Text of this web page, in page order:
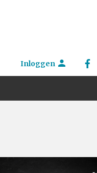
Inloggen